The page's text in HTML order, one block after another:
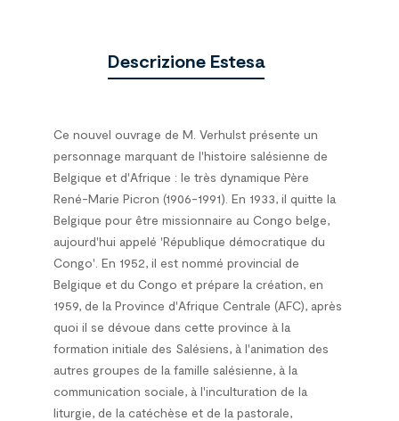
Descrizione Estesa
Ce nouvel ouvrage de M. Verhulst présente un
personnage marquant de l'histoire salésienne de
Belgique et d'Afrique : le très dynamique Père
René-Marie Picron (1906-1991). En 1933, il quitte la
Belgique pour être missionnaire au Congo belge,
aujourd'hui appelé 'République démocratique du
Congo'. En 1952, il est nommé provincial de
Belgique et du Congo et prépare la création, en
1959, de la Province d'Afrique Centrale (AFC), après
quoi il se dévoue dans cette province à la
formation initiale des Salésiens, à l'animation des
autres groupes de la famille salésienne, à la
communication sociale, à l'inculturation de la
liturgie, de la catéchèse et de la pastorale,